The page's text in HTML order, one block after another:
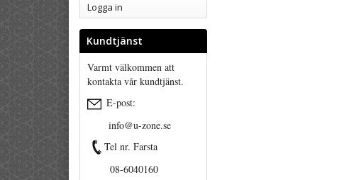
Logga in
Kundtjänst
Varmt välkommen att
kontakta vår kundtjänst.
E-post:
info@u-zone.se
Tel nr. Farsta
08-6040160